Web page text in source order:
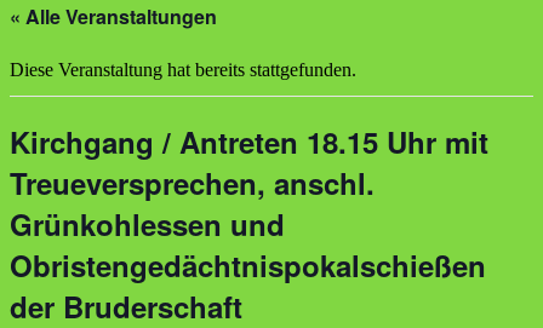
« Alle Veranstaltungen
Diese Veranstaltung hat bereits stattgefunden.
Kirchgang / Antreten 18.15 Uhr mit
Treueversprechen, anschl.
Grünkohlessen und
Obristengedächtnispokalschießen
der Bruderschaft